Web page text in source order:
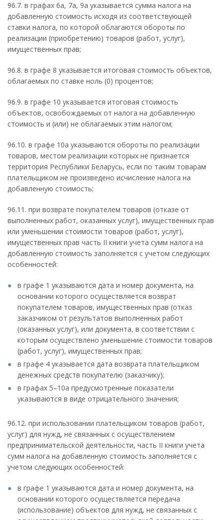
96.7. в графах 6а, 7а, 9а указывается сумма налога на
добавленную стоимость исходя из соответствующей
ставки налога, по которой облагаются обороты по
реализации (приобретению) товаров (работ, услуг),
имущественных прав;
96.8. в графе 8 указывается итоговая стоимость объектов,
облагаемых по ставке ноль (0) процентов;
96.9. в графе 10 указывается итоговая стоимость
объектов, освобождаемых от налога на добавленную
стоимость и (или) не облагаемых этим налогом;
96.10. в графе 10а указываются обороты по реализации
товаров, местом реализации которых не признается
территория Республики Беларусь, если по таким товарам
плательщиком не произведено исчисление налога на
добавленную стоимость;
96.11. при возврате покупателем товаров (отказе от
выполненных работ, оказанных услуг), имущественных прав
или уменьшении стоимости товаров (работ, услуг),
имущественных прав часть II книги учета сумм налога на
добавленную стоимость заполняется с учетом следующих
особенностей:
в графе 1 указываются дата и номер документа, на
основании которого осуществляется возврат
покупателем товаров, имущественных прав (отказ
заказчиком от результатов выполненных работ
(оказанных услуг), или документа, в соответствии с
которым осуществлено уменьшение стоимости товаров
(работ, услуг), имущественных прав;
в графе 4 указывается дата возврата плательщиком
денежных средств покупателю (заказчику);
в графах 5–10а предусмотренные показатели
указываются в виде отрицательного значения;
96.12. при использовании плательщиком товаров (работ,
услуг) для нужд, не связанных с осуществлением
предпринимательской деятельности, часть II книги учета
сумм налога на добавленную стоимость заполняется с
учетом следующих особенностей:
в графе 1 указываются дата и номер документа, на
основании которого осуществляется передача
(использование) объектов для нужд, не связанных с